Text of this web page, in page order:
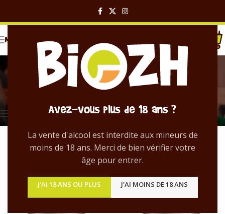
Avez-vous plus de 18 ans ?
La vente d'alcool est interdite aux mineurs de
moins de 18 ans. Merci de bien vérifier votre
âge pour entrer.
J'AI 18 ANS OU PLUS J'AI MOINS DE 18 ANS
MENU
Session NEIPA
Catégories
Accueil Produit Style Session NEIPA
Voir les spécificités